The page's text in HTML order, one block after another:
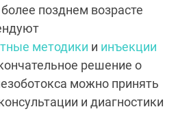
позднем возрасте
методики и инъекции
решение о
можно принять
и диагностики